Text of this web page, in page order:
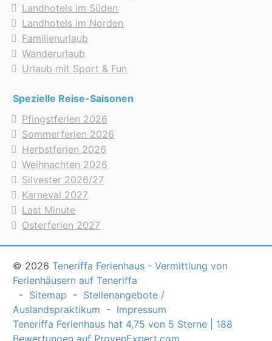
Landhotels im Süden
Landhotels im Norden
Familienurlaub
Wanderurlaub
Urlaub mit Sport & Fun
Spezielle Reise-Saisonen
Pfingstferien 2026
Sommerferien 2026
Herbstferien 2026
Weihnachten 2026
Silvester 2026/27
Karneval 2027
Last Minute
Osterferien 2027
© 2026Teneriffa Ferienhaus - Vermittlung von
Ferienhäusern auf Teneriffa
- Sitemap - Stellenangebote /
Auslandspraktikum - Impressum
Teneriffa Ferienhaus hat 4,75 von 5 Sterne
188